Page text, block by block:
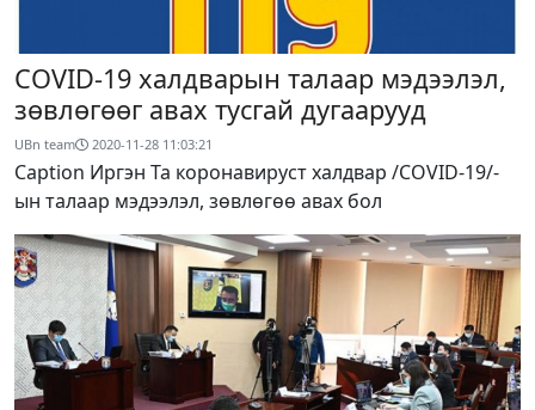
COVID-19 халдварын талаар мэдээлэл,
зөвлөгөөг авах тусгай дугаарууд
UBn team 2020-11-28 11:03:21
Caption Иргэн Та коронавируст халдвар /COVID-19/-
ын талаар мэдээлэл, зөвлөгөө авах бол